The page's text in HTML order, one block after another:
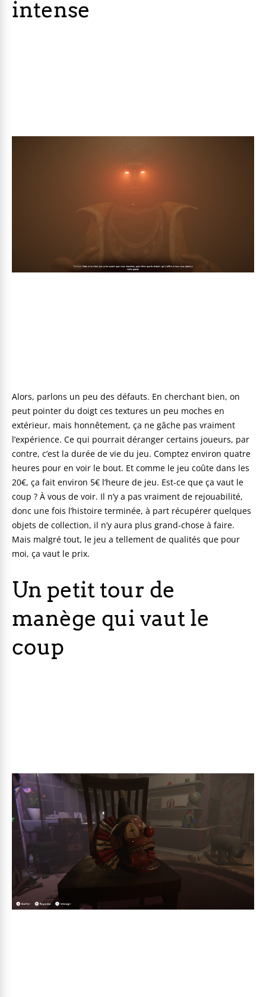
intense
Alors, parlons un peu des défauts. En cherchant bien, on
peut pointer du doigt ces textures un peu moches en
extérieur, mais honnêtement, ça ne gâche pas vraiment
l’expérience. Ce qui pourrait déranger certains joueurs, par
contre, c’est la durée de vie du jeu. Comptez environ quatre
heures pour en voir le bout. Et comme le jeu coûte dans les
20€, ça fait environ 5€ l’heure de jeu. Est-ce que ça vaut le
coup ? À vous de voir. Il n’y a pas vraiment de rejouabilité,
donc une fois l’histoire terminée, à part récupérer quelques
objets de collection, il n’y aura plus grand-chose à faire.
Mais malgré tout, le jeu a tellement de qualités que pour
moi, ça vaut le prix.
Un petit tour de
manège qui vaut le
coup